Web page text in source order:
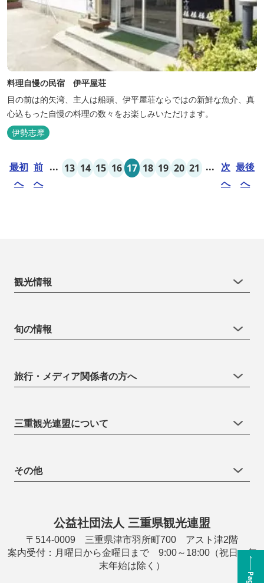
料理自慢の民宿 伊平屋荘
目の前は的矢湾、主人は船頭、伊平屋荘ならではの新鮮な魚介、真
心込もった自慢の料理の数々をお楽しみいただけます。
伊勢志摩
最初
へ
前
へ
... 13 14 15 16 17 18 19 20 21 ... 次
へ
最後
へ
観光情報
旬の情報
旅行・メディア関係者の方へ
三重観光連盟について
その他
公益社団法人 三重県観光連盟
〒514-0009 三重県津市羽所町700 アスト津2階
案内受付：月曜日から金曜日まで 9:00～18:00（祝日・年
末年始は除く）